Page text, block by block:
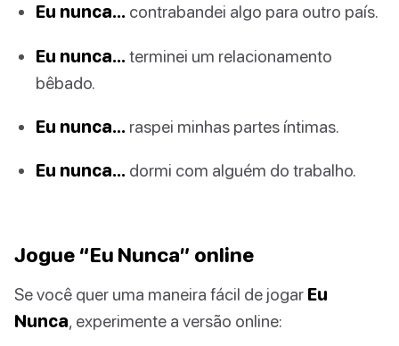
Eu nunca… contrabandei algo para outro país.
Eu nunca… terminei um relacionamento
bêbado.
Eu nunca… raspei minhas partes íntimas.
Eu nunca… dormi com alguém do trabalho.
Jogue “Eu Nunca” online
Se você quer uma maneira fácil de jogar Eu
Nunca, experimente a versão online: